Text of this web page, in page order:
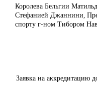
Королева Бельгии
Стефанией Джаннини,
спорту г-ном Тибором
Заявка на аккредитацию